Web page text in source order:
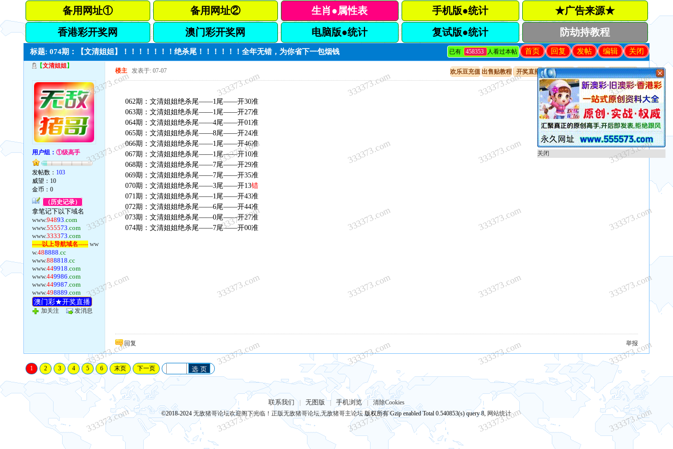
备用网址① 备用网址② 生肖●属性表 手机版●统计
★广告来源★
香港彩开奖网
澳门彩开奖网 电脑版●统计 复试版●统计 防劫持教程
关闭
编辑
发帖
回复
首页
已有 458353 人看过本帖
标题: 074期：【文清姐姐】！！！！！！！绝杀尾！！！！！！全年无错，为你省下一包烟钱
【文清姐姐】
用户组：①级高手
发帖数： 103
威望：10
金币：0
（历史记录）
拿笔记下以下域名
www.94893.com
www.555573.com
www.333373.com
-----以上导航域名----- ww
w.488888.cc
www.888818.cc
www.449918.com
www.449986.com
www.449987.com
www.498889.com
澳门彩★开奖直播
加关注 发消息
欢乐豆充值 出售贴教程 开奖直播 只看楼主 倒序阅读 使用道具
楼主 发表于: 07-07
062期：文清姐姐绝杀尾——1尾——开30准
063期：文清姐姐绝杀尾——1尾——开27准
064期：文清姐姐绝杀尾——4尾——开01准
065期：文清姐姐绝杀尾——8尾——开24准
066期：文清姐姐绝杀尾——1尾——开46准
067期：文清姐姐绝杀尾——1尾——开10准
068期：文清姐姐绝杀尾——7尾——开29准
069期：文清姐姐绝杀尾——7尾——开35准
070期：文清姐姐绝杀尾——3尾——开13错
071期：文清姐姐绝杀尾——1尾——开43准
072期：文清姐姐绝杀尾——6尾——开44准
073期：文清姐姐绝杀尾——0尾——开27准
074期：文清姐姐绝杀尾——7尾——开00准
回复 举报
1 2 3 4 5 6 末页 下一页 选 页
联系我们 无图版 | 手机浏览
清除Cookies
©2018-2024无敌猪哥论坛欢迎阁下光临！正版无敌猪哥论坛,无敌猪哥主论坛版权所有 Gzip enabledTotal 0.540853(s) query 8, 网站统计
333373.com 333373.com 333373.com 333373.com 333373.com
333373.com 333373.com 333373.com 333373.com 333373.com
333373.com 333373.com 333373.com 333373.com 333373.com
333373.com 333373.com 333373.com 333373.com 333373.com
333373.com 333373.com 333373.com 333373.com 333373.com
333373.com 333373.com 333373.com 333373.com 333373.com
关闭